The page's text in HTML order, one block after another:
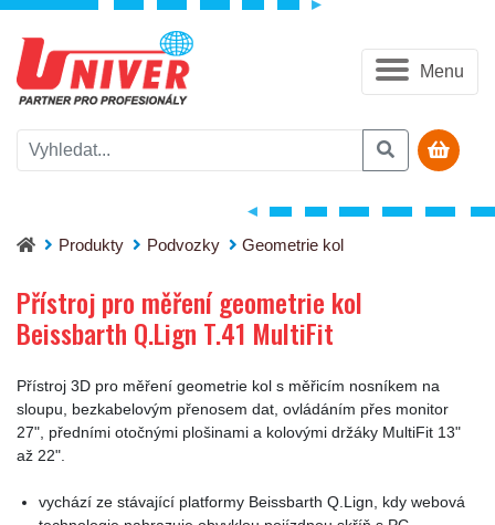
Menu
Produkty Podvozky Geometrie kol
Přístroj pro měření geometrie kol Beissbarth Q.Lign T.41
Přístroj pro měření geometrie kol
Beissbarth Q.Lign T.41 MultiFit
Přístroj 3D pro měření geometrie kol s měřicím nosníkem na
sloupu, bezkabelovým přenosem dat, ovládáním přes monitor
27", předními otočnými plošinami a kolovými držáky MultiFit 13"
až 22".
vychází ze stávající platformy Beissbarth Q.Lign, kdy webová